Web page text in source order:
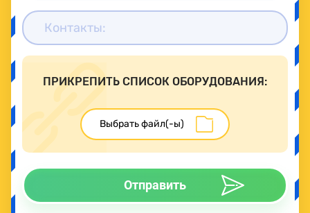
ПРИКРЕПИТЬ СПИСОК ОБОРУДОВАНИЯ:
Отправить